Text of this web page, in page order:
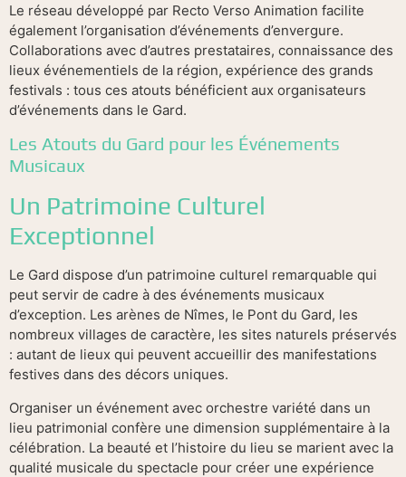
Le réseau développé par Recto Verso Animation facilite
également l’organisation d’événements d’envergure.
Collaborations avec d’autres prestataires, connaissance des
lieux événementiels de la région, expérience des grands
festivals : tous ces atouts bénéficient aux organisateurs
d’événements dans le Gard.
Les Atouts du Gard pour les Événements
Musicaux
Un Patrimoine Culturel
Exceptionnel
Le Gard dispose d’un patrimoine culturel remarquable qui
peut servir de cadre à des événements musicaux
d’exception. Les arènes de Nîmes, le Pont du Gard, les
nombreux villages de caractère, les sites naturels préservés
: autant de lieux qui peuvent accueillir des manifestations
festives dans des décors uniques.
Organiser un événement avec orchestre variété dans un
lieu patrimonial confère une dimension supplémentaire à la
célébration. La beauté et l’histoire du lieu se marient avec la
qualité musicale du spectacle pour créer une expérience